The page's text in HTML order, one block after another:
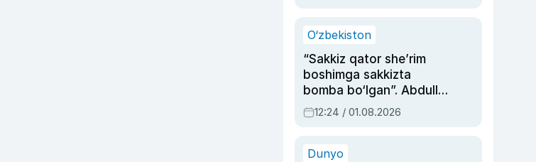
O‘zbekiston
“Sakkiz qator she’rim
boshimga sakkizta
bomba bo‘lgan”. Abdulla
Oripovni siyosiy
ayblovlardan asrab
12:24 / 01.08.2026
Dunyo